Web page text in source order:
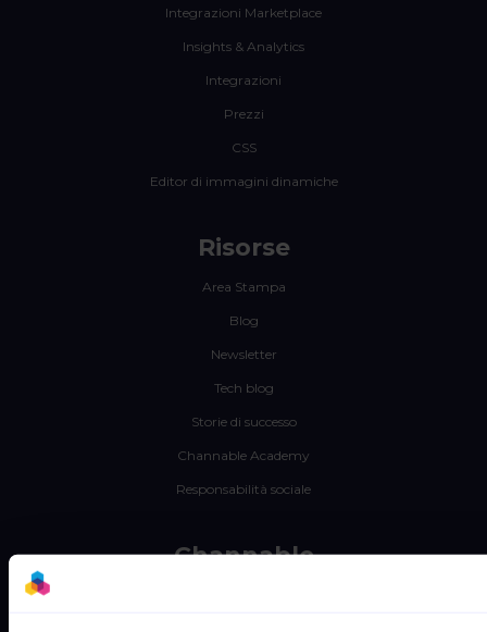
Integrazioni Marketplace
Insights & Analytics
Integrazioni
Prezzi
CSS
Editor di immagini dinamiche
Risorse
Area Stampa
Blog
Newsletter
Tech blog
Storie di successo
Channable Academy
Responsabilità sociale
Channable